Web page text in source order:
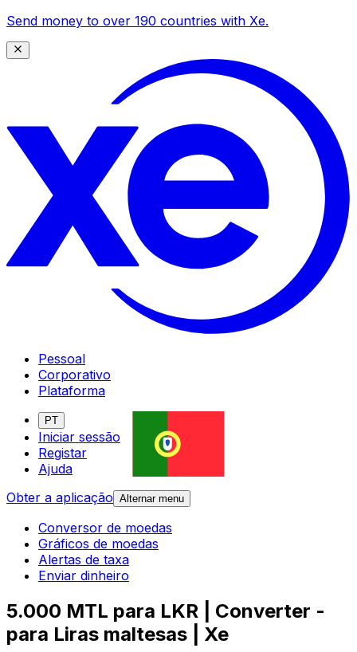
Send money to over 190 countries with Xe.
Pessoal
Corporativo
Plataforma
PT
Iniciar sessão
Registar
Ajuda
Obter a aplicação Alternar menu
Conversor de moedas
Gráficos de moedas
Alertas de taxa
Enviar dinheiro
5.000 MTL para LKR | Converter -
para Liras maltesas | Xe